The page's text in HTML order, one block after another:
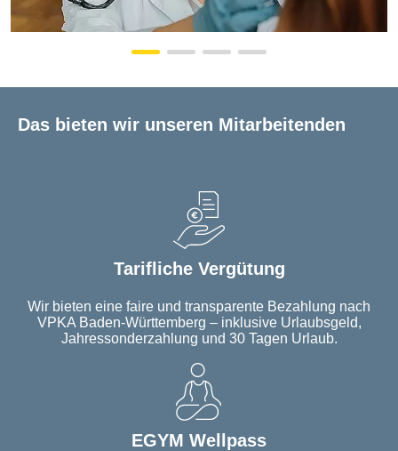
Das bieten wir unseren Mitarbeitenden
Tarifliche Vergütung
Wir bieten eine faire und transparente Bezahlung nach
VPKA Baden-Württemberg – inklusive Urlaubsgeld,
Jahressonderzahlung und 30 Tagen Urlaub.
EGYM Wellpass